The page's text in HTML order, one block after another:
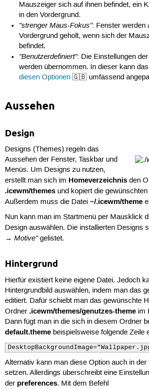
Mauszeiger sich auf ihnen befindet, ein
in den Vordergrund.
"strenger Maus-Fokus": Fenster werden
Vordergrund geholt, wenn sich der
befindet.
"Benutzerdefiniert": Die Einstellungen der
werden übernommen. In dieser kann
diesen Optionen 🇬🇧 umfassend
Aussehen
Design
Designs (Themes) regeln das
Aussehen der Fenster, Taskbar und
Menüs. Um Designs zu nutzen,
erstellt man sich im Homeverzeichnisden
.icewm/themesund kopiert die
Außerdem muss die Datei ~/.icewm/theme
Nun kann man im Startmenü per Mausklick
Design auswählen. Die installierten Designs
→ Motive"gelistet.
Hintergrund
Hierfür existiert keine eigene Datei. Jedoch
Hintergrundbild auswählen, indem man das
editiert. Dafür schiebt man das gewünschte
Ordner .icewm/themes/genutzes-themeim
Dann fügt man in die sich in diesem Ordner
default.themebeispielsweise folgende Zeile
Alternativ kann man diese Option auch in der
setzen. Allerdings überschreibt eine
der preferences. Mit dem Befehl